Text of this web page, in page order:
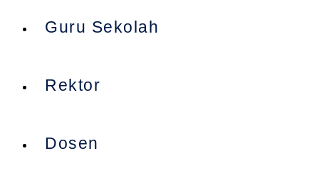
Guru Sekolah
Rektor
Dosen